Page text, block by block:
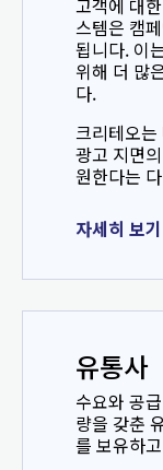
고객에 대
스템은 캠
됩니다. 이
위해 더 많
다.
크리테오
광고 지면
원한다는
자세히 보기
유통사
수요와 공
량을 갖춘
를 보유하